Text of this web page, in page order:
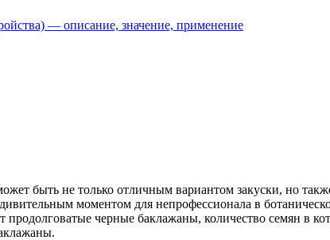
— описание, значение, применение
быть не только отличным вариантом закуски, но
моментом для непрофессионала в
черные баклажаны, количество семян в